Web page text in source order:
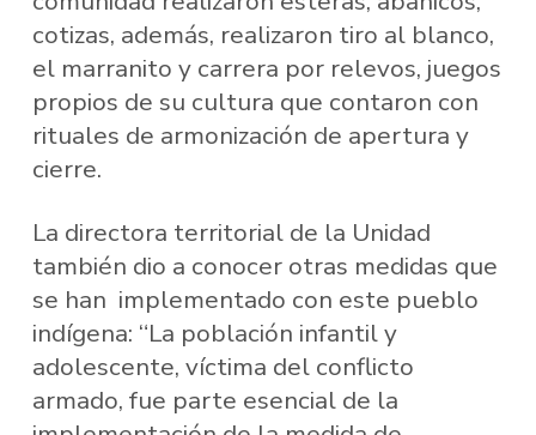
cotizas, además, realizaron tiro al blanco,
el marranito y carrera por relevos, juegos
propios de su cultura que contaron con
rituales de armonización de apertura y
cierre.
La directora territorial de la Unidad
también dio a conocer otras medidas que
se han implementado con este pueblo
indígena: “La población infantil y
adolescente, víctima del conflicto
armado, fue parte esencial de la